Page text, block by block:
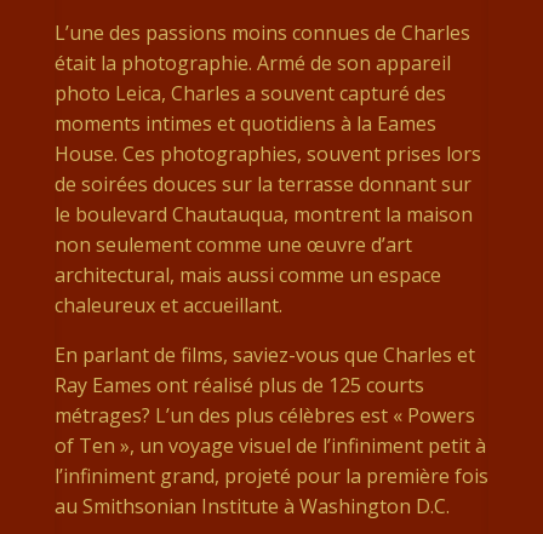
L’une des passions moins connues de Charles
était la photographie. Armé de son appareil
photo Leica, Charles a souvent capturé des
moments intimes et quotidiens à la Eames
House. Ces photographies, souvent prises lors
de soirées douces sur la terrasse donnant sur
le boulevard Chautauqua, montrent la maison
non seulement comme une œuvre d’art
architectural, mais aussi comme un espace
chaleureux et accueillant.
En parlant de films, saviez-vous que Charles et
Ray Eames ont réalisé plus de 125 courts
métrages? L’un des plus célèbres est « Powers
of Ten », un voyage visuel de l’infiniment petit à
l’infiniment grand, projeté pour la première fois
au Smithsonian Institute à Washington D.C.